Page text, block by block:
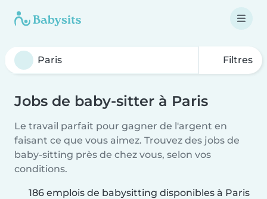
Filtres
Jobs de baby-sitter à Paris
Le travail parfait pour gagner de l'argent en
faisant ce que vous aimez. Trouvez des jobs de
baby-sitting près de chez vous, selon vos
conditions.
186 emplois de babysitting disponibles à Paris